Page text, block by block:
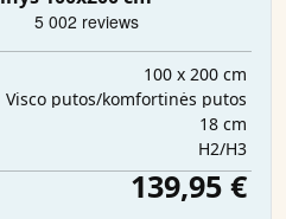
100 x 200 cm
Visco putos/komfortinės putos
18 cm
H2/H3
139,95 €